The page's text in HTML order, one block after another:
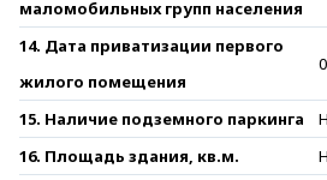
маломобильных групп населения
14. Дата приватизации первого
жилого помещения
15. Наличие подземного паркинга
16. Площадь здания, кв.м.